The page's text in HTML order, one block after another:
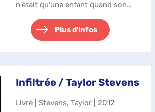
n'était qu'une enfant quand son
dernière à l'avoir vu. Seize ans plus
tard, dans la même v...
Plus d'infos
Infiltrée / Taylor Stevens
Livre | Stevens, Taylor | 2012